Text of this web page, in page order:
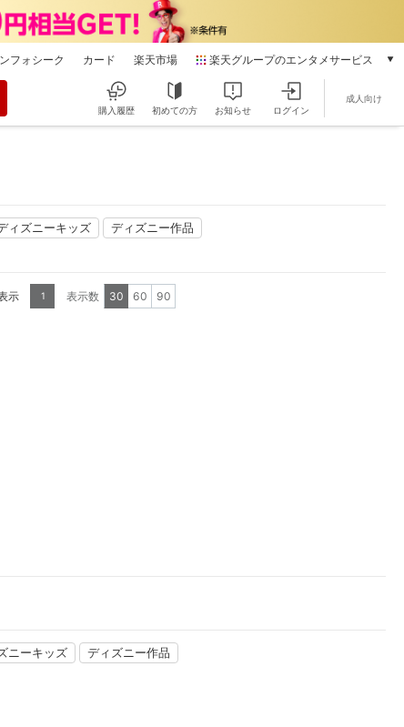
フォシーク カード 楽天市場 楽天グループのエンタメサービス
本/ゲーム/CD/DVD
動画配信
購入履歴 初めての方 お知らせ ログイン
成人向け
ィズニーキッズ
ディズニー作品
示 1 表示数 30 60 90
ニーキッズ
ディズニー作品